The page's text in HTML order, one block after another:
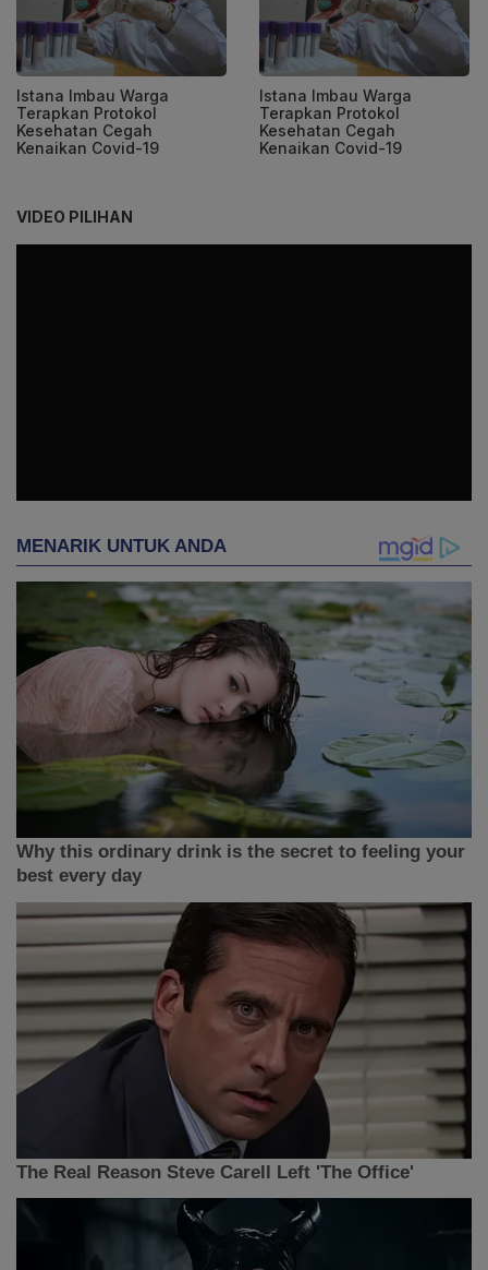
Istana Imbau Warga
Terapkan Protokol
Kesehatan Cegah
Kenaikan Covid-19
Istana Imbau Warga
Terapkan Protokol
Kesehatan Cegah
Kenaikan Covid-19
VIDEO PILIHAN